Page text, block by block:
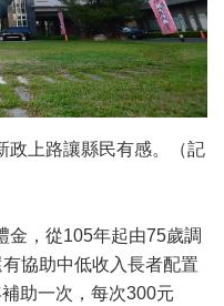
政上路讓縣民有感。（記
金，從105年起由75歲調
協助中低收入長者配置
助一次，每次300元